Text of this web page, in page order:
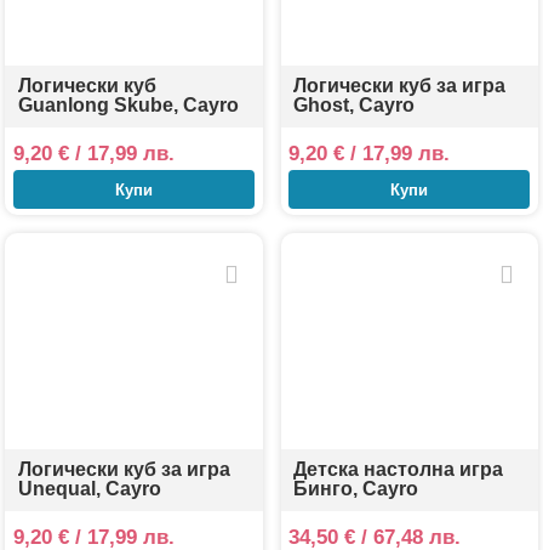
забавни и образователни преживявания за
семейства и приятели.
Логически куб
Guanlong Skube, Cayro
9,20 €/ 17,99 лв.
Купи
Логически куб за игра
Ghost, Cayro
9,20 €/ 17,99 лв.
Купи
Логически куб за игра
Unequal, Cayro
9,20 €/ 17,99 лв.
Детска настолна игра
Бинго, Cayro
34,50 €/ 67,48 лв.